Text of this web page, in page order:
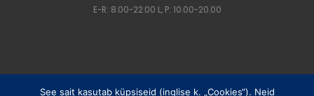
E-R: 8.00-22.00 L, P: 10.00-20.00
See sait kasutab küpsiseid (inglise k. „Cookies“). Neid